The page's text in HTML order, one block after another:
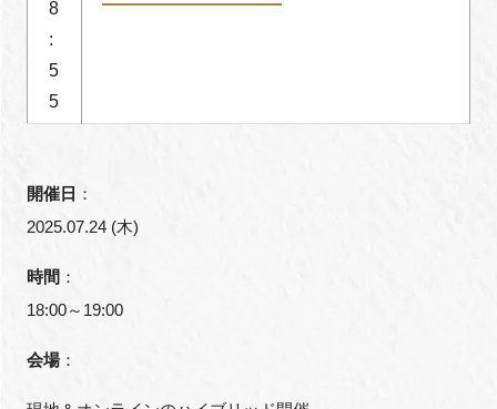
8
:
5
5
開催日 ：
2025.07.24 (木)
時間 ：
18:00～19:00
会場：